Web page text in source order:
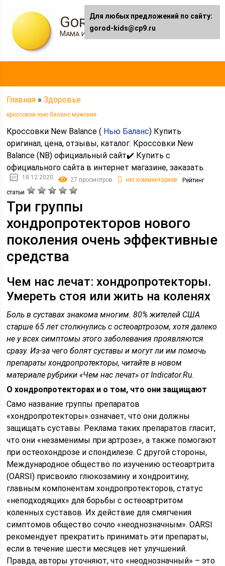
Gorod-kids.ru
Мама и я
Главная »Здоровье
кроссовки нью баланс мужские
Кроссовки New Balance ( Нью Баланс) Купить
оригинал, цена, отзывы, каталог. Кроссовки New
Balance (NB) официальный сайт✔️ Купить с
официального сайта в интернет магазине, заказать.
18.12.2020 27 просмотров нет комментариев
Рейтинг
статьи
Три группы
хондропротекторов нового
поколения очень эффективные
средства
Чем нас лечат: хондропротекторы.
Умереть стоя или жить на коленях
Боль в суставах знакома многим. 80% жителей США
старше 65 лет столкнулись с остеоартрозом, хотя далеко
не у всех симптомы этого заболевания проявляются
сразу. Из-за чего болят суставы и могут ли им помочь
препараты хондропротекторы, читайте в новом
материале рубрики «Чем нас лечат» от Indicator.Ru.
О хондропротекторах и о том, что они защищают
Само название группы препаратов
«хондропротекторы» означает, что они должны
защищать суставы. Реклама таких препаратов гласит,
что они «незаменимы при артрозе», а также помогают
при остеохондрозе и спондилезе. С другой стороны,
Международное общество по изучению остеоартрита
(OARSI) присвоило глюкозамину и хондроитину,
главным компонентам хондропротекторов, статус
«неподходящих» для борьбы с остеоартритом
коленных суставов. Их действие для смягчения
симптомов общество сочло «неоднозначным». OARSI
рекомендует прекратить принимать эти препараты,
если в течение шести месяцев нет улучшений.
Правда, авторы уточняют, что «неоднозначный» – это
Для любых предложений по сайту:
gorod-kids@cp9.ru